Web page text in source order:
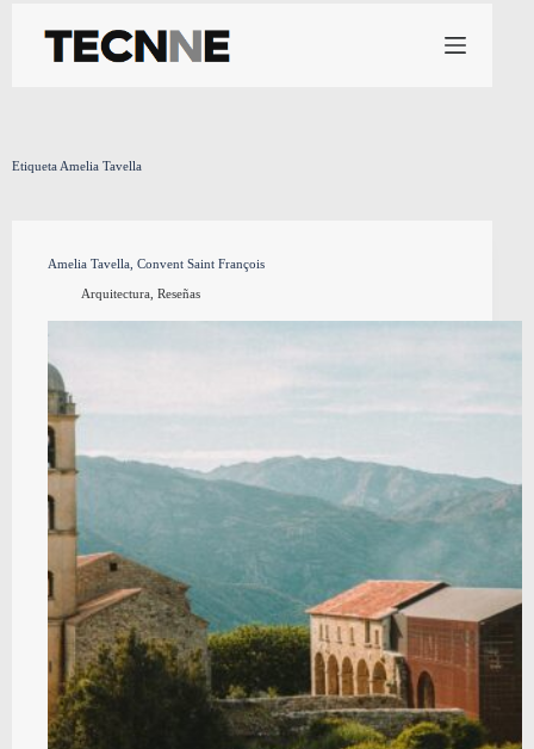
contenido
Etiqueta Amelia Tavella
Amelia Tavella, Convent Saint François
Arquitectura, Reseñas